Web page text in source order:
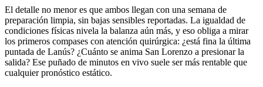
El detalle no menor es que ambos llegan con una semana de
preparación limpia, sin bajas sensibles reportadas. La igualdad de
condiciones físicas nivela la balanza aún más, y eso obliga a mirar
los primeros compases con atención quirúrgica: ¿está fina la última
puntada de Lanús? ¿Cuánto se anima San Lorenzo a presionar la
salida? Ese puñado de minutos en vivo suele ser más rentable que
cualquier pronóstico estático.